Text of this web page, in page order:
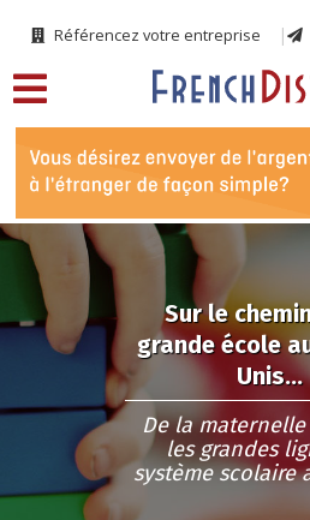
Référencez votre entreprise
Sur le
grande école
Unis…
De la maternelle
les grandes
système scolaire